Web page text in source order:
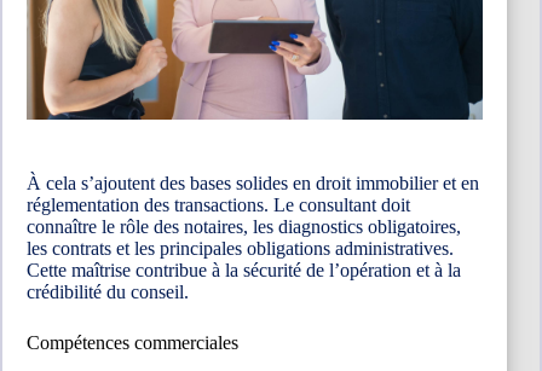
À cela s’ajoutent des bases solides en droit immobilier et en
réglementation des transactions. Le consultant doit
connaître le rôle des notaires, les diagnostics obligatoires,
les contrats et les principales obligations administratives.
Cette maîtrise contribue à la sécurité de l’opération et à la
crédibilité du conseil.
Compétences commerciales